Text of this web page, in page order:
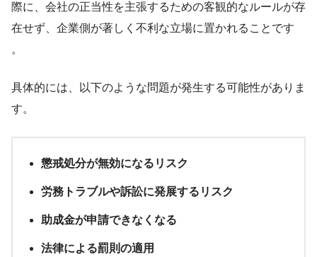
際に、会社の正当性を主張するための客観的なルールが存
在せず、企業側が著しく不利な立場に置かれることです
。
具体的には、以下のような問題が発生する可能性がありま
す。
懲戒処分が無効になるリスク
労務トラブルや訴訟に発展するリスク
助成金が申請できなくなる
法律による罰則の適用